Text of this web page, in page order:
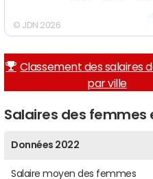
© JDN 2026
Classement des salaires
par ville
Salaires des femmes
Données 2022
Salaire moyen des femmes